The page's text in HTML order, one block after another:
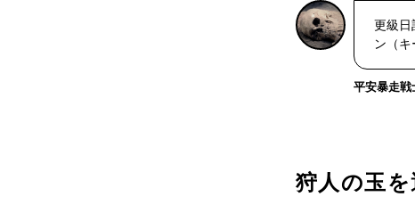
更級日
ン（キ
平安暴走
狩人の玉